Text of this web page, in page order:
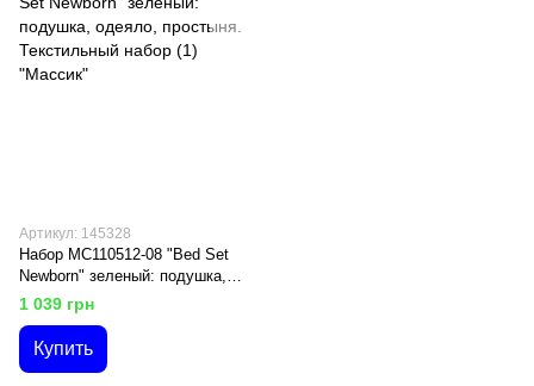
Артикул: 145328
Набор МС110512-08 "Bed Set
Newborn" зеленый: подушка,
одеяло, простыня.
Текстильный набор (1)
"Массик"
1 039 грн
Купить